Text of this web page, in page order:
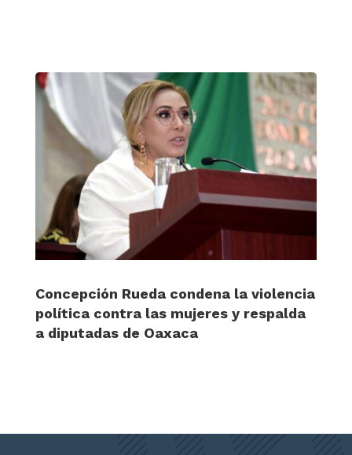
Concepción Rueda condena la violencia
política contra las mujeres y respalda
a diputadas de Oaxaca